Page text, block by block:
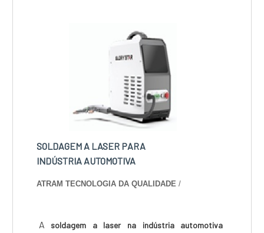
SOLDAGEM A LASER PARA
INDÚSTRIA AUTOMOTIVA
ATRAM TECNOLOGIA DA QUALIDADE /
A soldagem a laser na indústria automotiva